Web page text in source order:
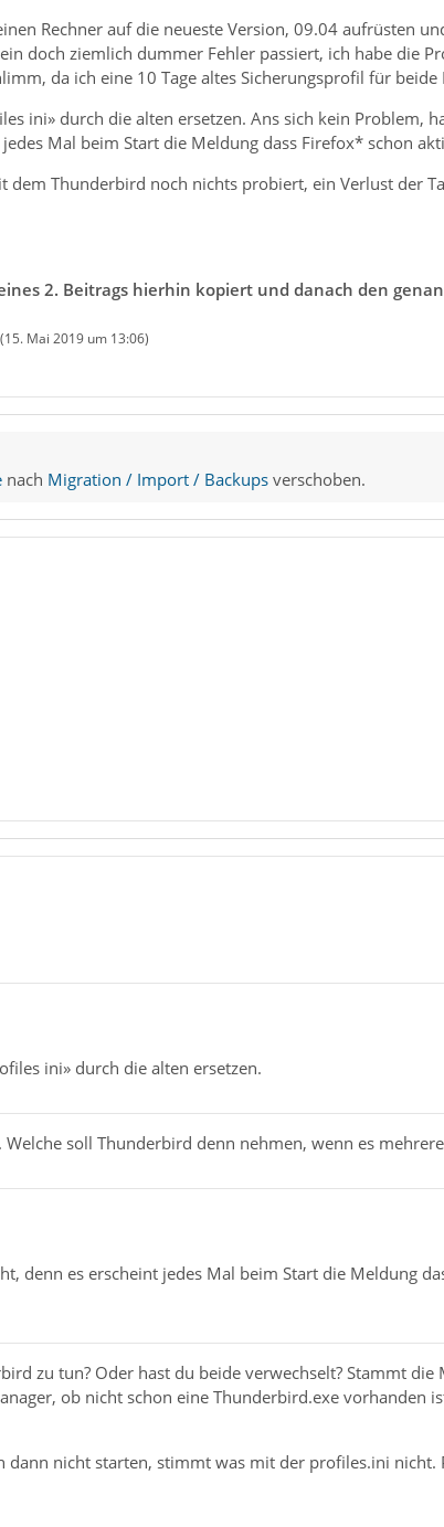
Rechner auf die neueste Version, 09.04 aufrüsten
doch ziemlich dummer Fehler passiert, ich habe die
da ich eine 10 Tage altes Sicherungsprofil für
ini» durch die alten ersetzen. Ans sich kein Problem,
Mal beim Start die Meldung dass Firefox* schon
dem Thunderbird noch nichts probiert, ein Verlust der
2. Beitrags hierhin kopiert und danach den
(15. Mai 2019 um 13:06)
nach Migration / Import / Backupsverschoben.
ini» durch die alten ersetzen.
Welche soll Thunderbird denn nehmen, wenn es
denn es erscheint jedes Mal beim Start die Meldung
zu tun? Oder hast du beide verwechselt? Stammt
ob nicht schon eine Thunderbird.exe vorhanden
dann nicht starten, stimmt was mit der profiles.ini nicht.